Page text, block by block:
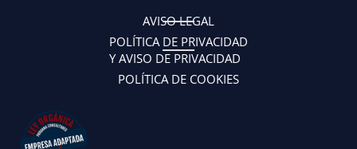
AVISO LEGAL
POLÍTICA DE PRIVACIDAD
Y AVISO DE PRIVACIDAD
POLÍTICA DE COOKIES